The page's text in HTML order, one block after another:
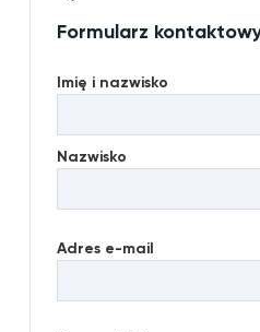
Formularz
Imię i nazwisko
Nazwisko
Adres e-mail